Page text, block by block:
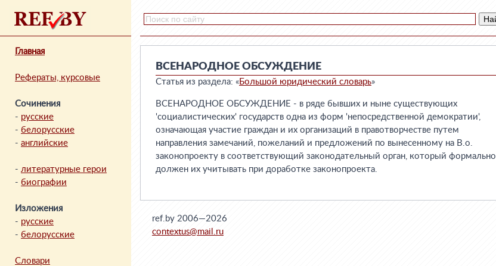
Главная
Рефераты, курсовые
Сочинения
- русские
- белорусские
- английские
- литературные герои
- биографии
Изложения
- русские
- белорусские
Словари
ВСЕНАРОДНОЕ ОБСУЖДЕНИЕ
Статья из раздела: «Большой юридический словарь»
ВСЕНАРОДНОЕ ОБСУЖДЕНИЕ - в ряде бывших и ныне существующих
'социалистических' государств одна из форм 'непосредственной демократии',
означающая участие граждан и их организаций в правотворчестве путем
направления замечаний, пожеланий и предложений по вынесенному на В.о.
законопроекту в соответствующий законодательный орган, который формально
должен их учитывать при доработке законопроекта.
ref.by 2006—2026
contextus@mail.ru